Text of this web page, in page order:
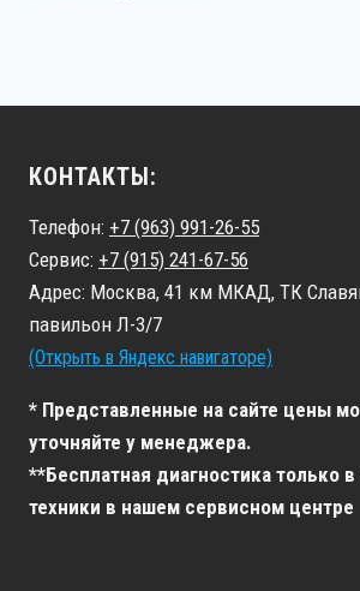
КОНТАКТЫ:
Телефон: +7 (963) 991-26-55
Сервис: +7 (915) 241-67-56
Адрес: Москва, 41 км МКАД, ТК
павильон Л-3/7
(Открыть в Яндекс навигаторе)
* Представленные на сайте цены
уточняйте у менеджера.
**Бесплатная диагностика только
техники в нашем сервисном центре